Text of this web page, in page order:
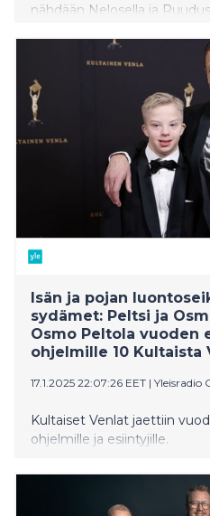
nähdään Nelosella ja
Isän ja pojan
sydämet: Peltsi ja
Osmo Peltola vuoden
ohjelmille 10 Kultaista
17.1.2025 22:07:26 EET | Yleisradio
Kultaiset Venlat jaettiin
ohjelmille ja esiintyjille.